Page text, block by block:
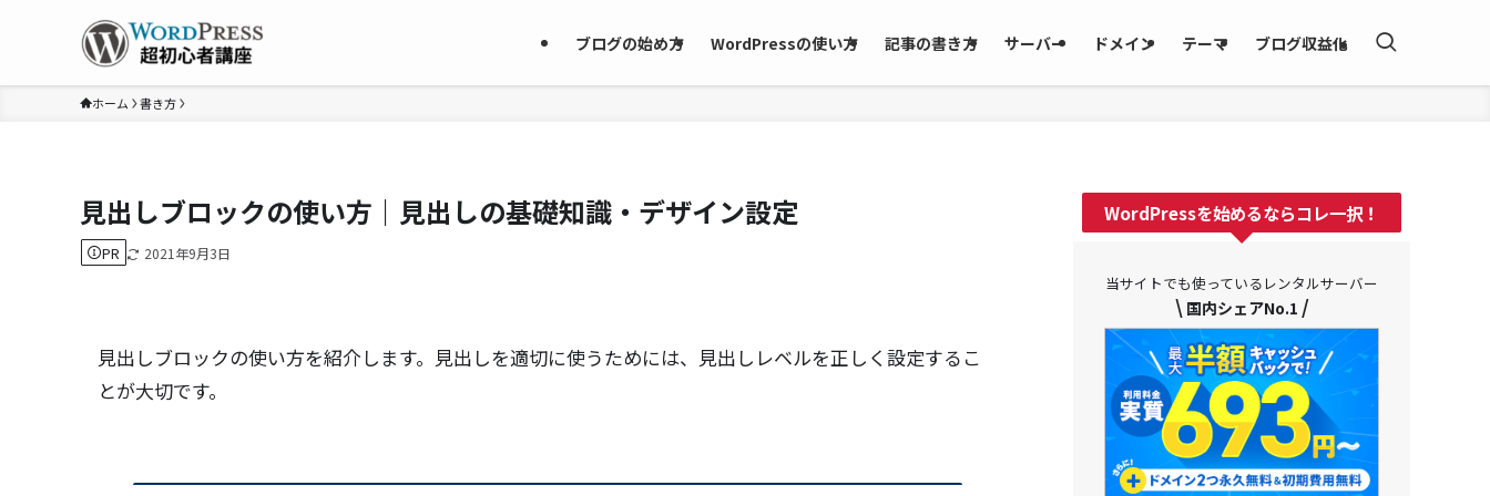
ブログの始め方 WordPressの使い方 記事の書き方 サーバー ドメイン テーマ ブログ収益化
ホーム 書き方
見出しブロックの使い方｜見出しの基礎知識・デザイン設定
PR 2021年9月3日
見出しブロックの使い方を紹介します。見出しを適切に使うためには、見出しレベルを正しく設定するこ
とが大切です。
WordPressを始めるならコレ一択！
当サイトでも使っているレンタルサーバー
\ 国内シェアNo.1 /